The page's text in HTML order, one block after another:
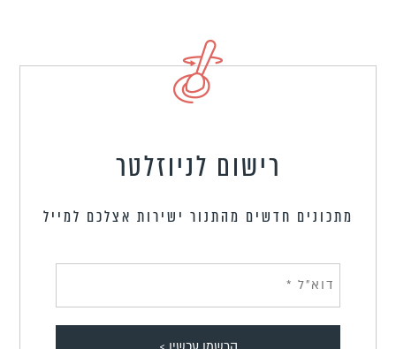
רישום לניוזלטר
מתכונים חדשים מהתנור ישירות אצלכם למייל